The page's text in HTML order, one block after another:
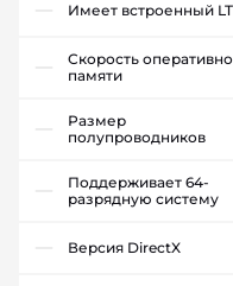
Имеет встроенный
Скорость
памяти
Размер
полупроводников
Поддерживает 64-
разрядную систему
Версия DirectX